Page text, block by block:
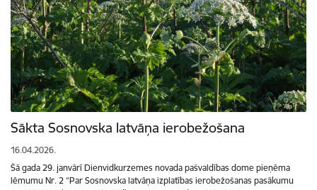
Sākta Sosnovska latvāņa ierobežošana
16.04.2026.
Šā gada 29. janvārī Dienvidkurzemes novada pašvaldības dome pieņēma
lēmumu Nr. 2 “Par Sosnovska latvāņa izplatības ierobežošanas pasākumu